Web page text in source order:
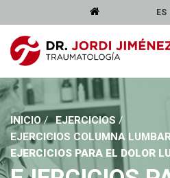
ES
INICIO / EJERCICIOS /
EJERCICIOS COLUMNA LUMBAR
EJERCICIOS PARA EL DOLOR